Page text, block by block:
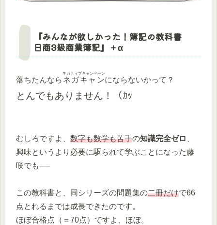
『みんなが欲しかった！簿記の教科書
日商3級商業簿記』＋α
落ちたんなら ネガキャン
ネガティブキャンペーン
にならないかって？
とんでもありません！ （ｶｯ
むしろですよ、 数字も数学も苦手の知識完全ゼロ
興味というより必要に駆られて学ぶことになった藤
咲でも──
この教科書と、同シリーズの問題集の二冊だけで66
点とれるまでは成長できたのです。
ほぼ合格点（＝70点）ですよ、ほぼ。